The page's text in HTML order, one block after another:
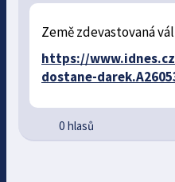
Země zdevastovaná
https://
dostane-
0 hlasů